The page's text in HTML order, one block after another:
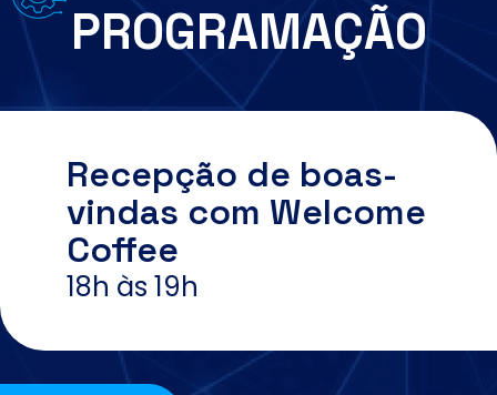
PROGRAMAÇÃO
Recepção de boas-
vindas com Welcome
Coffee
18h às 19h